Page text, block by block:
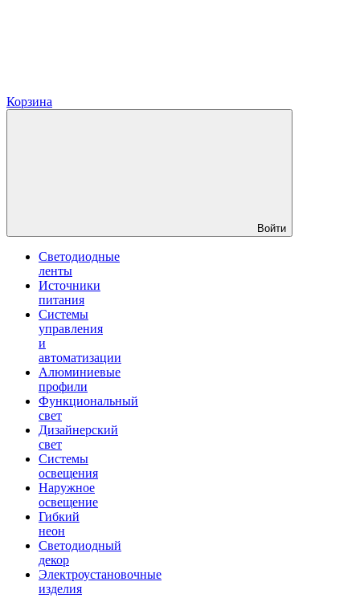
Корзина
Войти
Светодиодные
ленты
Источники
питания
Системы
управления
и
автоматизации
Алюминиевые
профили
Функциональный
свет
Дизайнерский
свет
Системы
освещения
Наружное
освещение
Гибкий
неон
Светодиодный
декор
Электроустановочные
изделия